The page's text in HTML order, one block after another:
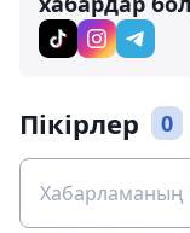
Пікірлер 0